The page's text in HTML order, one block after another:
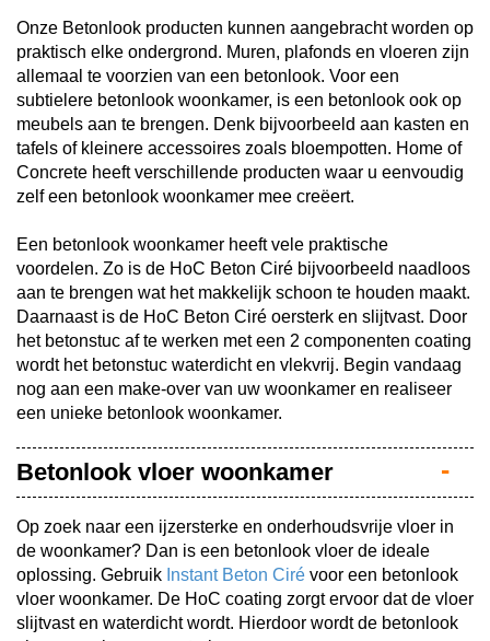
Onze Betonlook producten kunnen aangebracht worden op
praktisch elke ondergrond. Muren, plafonds en vloeren zijn
allemaal te voorzien van een betonlook. Voor een
subtielere betonlook woonkamer, is een betonlook ook op
meubels aan te brengen. Denk bijvoorbeeld aan kasten en
tafels of kleinere accessoires zoals bloempotten. Home of
Concrete heeft verschillende producten waar u eenvoudig
zelf een betonlook woonkamer mee creëert.
Een betonlook woonkamer heeft vele praktische
voordelen. Zo is de HoC Beton Ciré bijvoorbeeld naadloos
aan te brengen wat het makkelijk schoon te houden maakt.
Daarnaast is de HoC Beton Ciré oersterk en slijtvast. Door
het betonstuc af te werken met een 2 componenten coating
wordt het betonstuc waterdicht en vlekvrij. Begin vandaag
nog aan een make-over van uw woonkamer en realiseer
een unieke betonlook woonkamer.
Betonlook vloer woonkamer
Op zoek naar een ijzersterke en onderhoudsvrije vloer in
de woonkamer? Dan is een betonlook vloer de ideale
oplossing. Gebruik Instant Beton Ciré voor een betonlook
vloer woonkamer. De HoC coating zorgt ervoor dat de vloer
slijtvast en waterdicht wordt. Hierdoor wordt de betonlook